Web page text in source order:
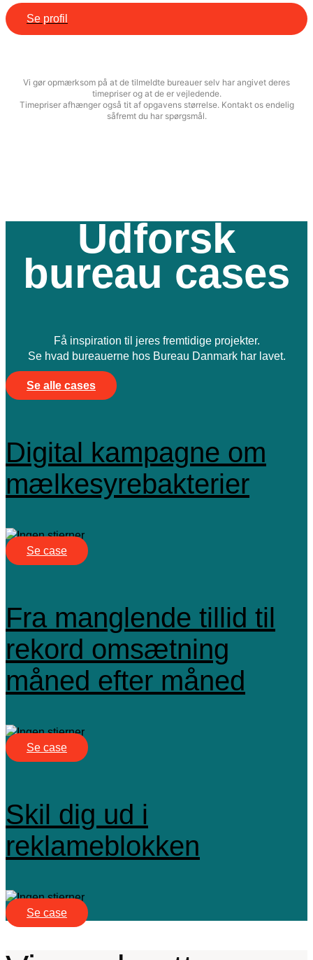
Se profil
Vi gør opmærksom på at de tilmeldte bureauer selv har angivet deres
timepriser og at de er vejledende.
Timepriser afhænger også tit af opgavens størrelse. Kontakt os endelig
såfremt du har spørgsmål.
Udforsk
bureau cases
Få inspiration til jeres fremtidige projekter.
Se hvad bureauerne hos Bureau Danmark har lavet.
Se alle cases
Digital kampagne om
mælkesyrebakterier
Se case
Fra manglende tillid til
rekord omsætning
måned efter måned
Se case
Skil dig ud i
reklameblokken
Se case